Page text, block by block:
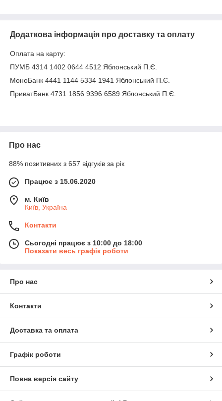
Додаткова інформація про доставку та оплату
Оплата на карту:
ПУМБ 4314 1402 0644 4512 Яблонський П.Є.
МоноБанк 4441 1144 5334 1941 Яблонський П.Є.
ПриватБанк 4731 1856 9396 6589 Яблонський П.Є.
Про нас
88% позитивних з 657 відгуків за рік
Працює з 15.06.2020
м. Київ
Київ, Україна
Контакти
Сьогодні працює з 10:00 до 18:00
Показати весь графік роботи
Про нас
Контакти
Доставка та оплата
Графік роботи
Повна версія сайту